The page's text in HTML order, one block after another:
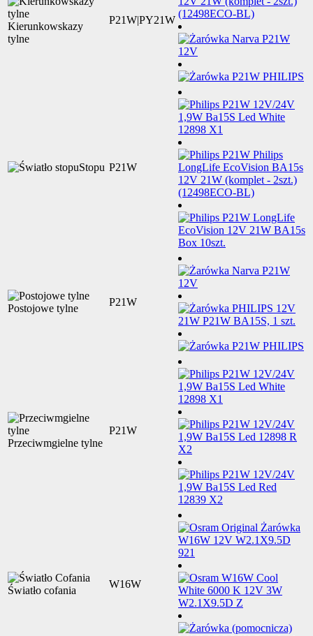
Kierunkowskazy
tylne
P21W|PY21W
Stopu P21W
Postojowe tylne
P21W
Przeciwmgielne tylne
P21W
Światło cofania
W16W